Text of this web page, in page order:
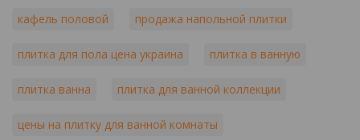
кафель половой продажа напольной плитки
плитка для пола цена украина плитка в ванную
плитка ванна плитка для ванной коллекции
цены на плитку для ванной комнаты